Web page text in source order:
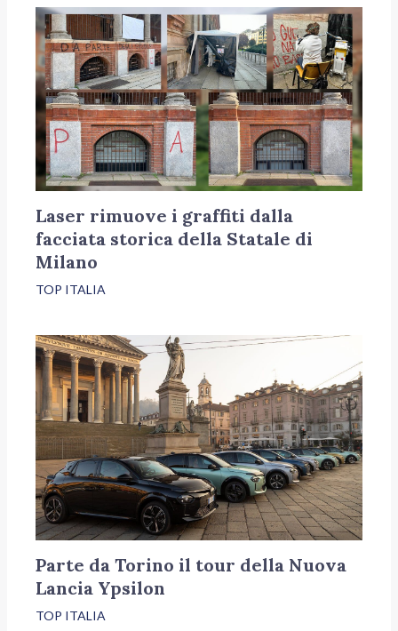
Laser rimuove i graffiti dalla
facciata storica della Statale di
Milano
TOP ITALIA
Parte da Torino il tour della Nuova
Lancia Ypsilon
TOP ITALIA